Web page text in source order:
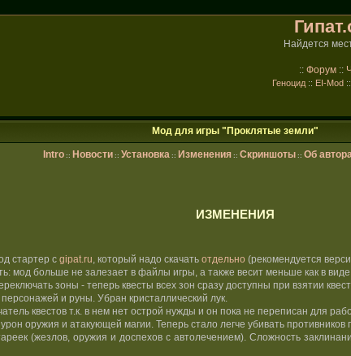
Найдется
:: Форум ::
Геноцид:: EI-Mod::
Мод для игры "Проклятые земли"
Intro:: Новости :: Установка:: Изменения :: Скриншоты :: Об
ИЗМЕНЕНИЯ
стартер с gipat.ru , который надо скачать отдельно (рекомендуется
мод больше не залезает в файлы игры, а также весит меньше как в виде
зоны - теперь квесты всех зон сразу доступны при взятии
и руны. Убран кристаллический лук.
квестов т.к. в нем нет острой нужды и он пока не переписан для
оружия и атакующей магии. Теперь стало легче убивать противников
(жезлов, оружия и доспехов с автолечением). Сложность